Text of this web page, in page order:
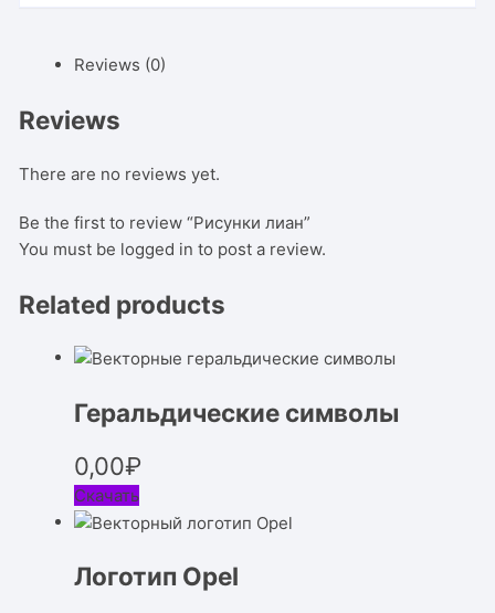
Reviews (0)
Reviews
There are no reviews yet.
Be the first to review “Рисунки лиан”
You must be logged in to post a review.
Related products
Геральдические символы
0,00₽
Скачать
Логотип Opel